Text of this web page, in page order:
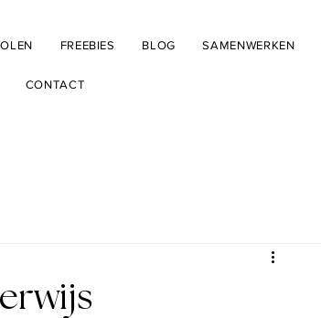
FREEBIES BLOG SAMENWERKEN
CONTACT